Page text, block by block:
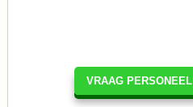
VRAAG PERSONEEL